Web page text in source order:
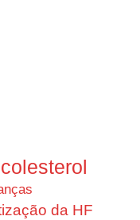
colesterol
da HF